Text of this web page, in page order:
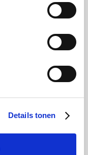
Details tonen
About You